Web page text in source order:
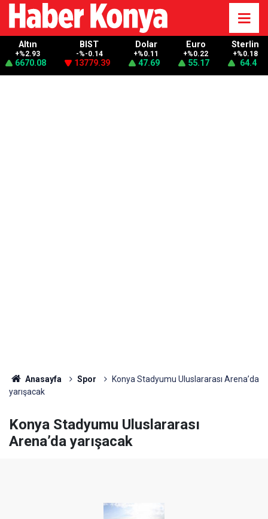
Altın
+%2.93
6670.08
BIST
-%-0.14
13779.39
Dolar
+%0.11
47.69
Euro
+%0.22
55.17
Sterlin
+%0.18
64.4
Anasayfa Spor
Konya Stadyumu Uluslararası Arena’da
yarışacak
Konya Stadyumu Uluslararası
Arena’da yarışacak